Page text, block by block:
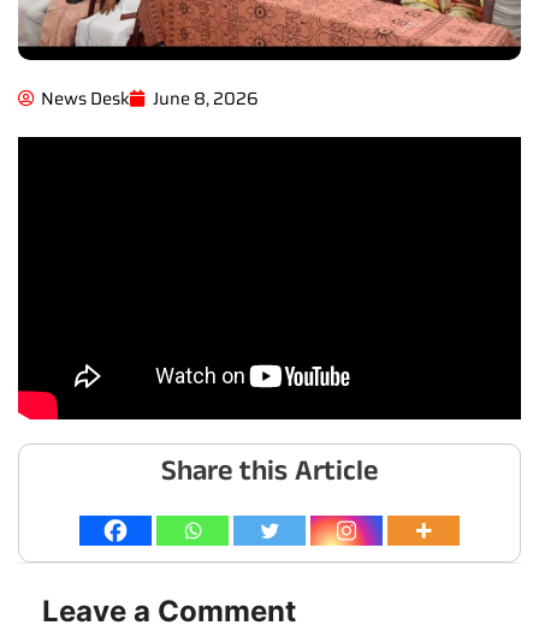
News Desk June 8, 2026
Share this Article
Leave a Comment